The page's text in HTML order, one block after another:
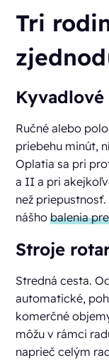
Tri
Ručné alebo
priebehu minút,
Oplatia sa pri
a II a pri
než
nášhobalenia
Stroje
Stredná cesta.
automatické,
komerčné
môžu v rámci
naprieč celým